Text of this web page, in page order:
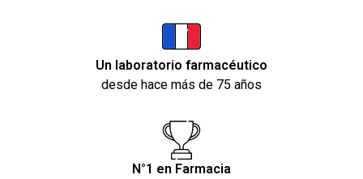
Un laboratorio farmacéutico
desde hace más de 75 años
N°1 en Farmacia